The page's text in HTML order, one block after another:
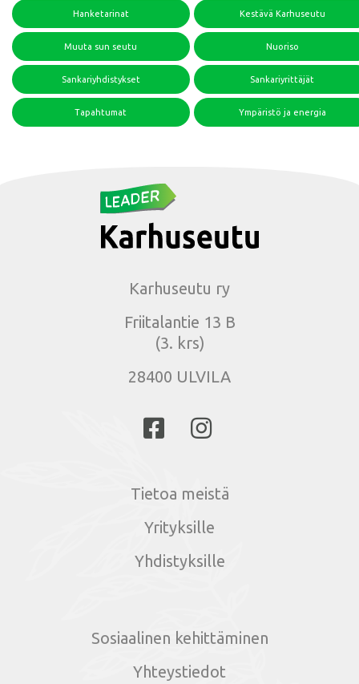
Hanketarinat Kestävä Karhuseutu
Muuta sun seutu Nuoriso
Sankariyhdistykset Sankariyrittäjät
Tapahtumat Ympäristö ja energia
Karhuseutu ry
Friitalantie 13 B
(3. krs)
28400 ULVILA
Tietoa meistä
Yrityksille
Yhdistyksille
Sosiaalinen kehittäminen
Yhteystiedot